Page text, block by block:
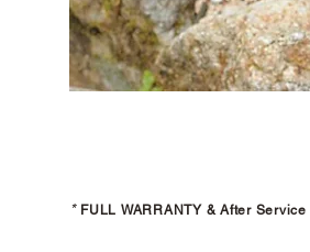
* FULL WARRANTY & After Service